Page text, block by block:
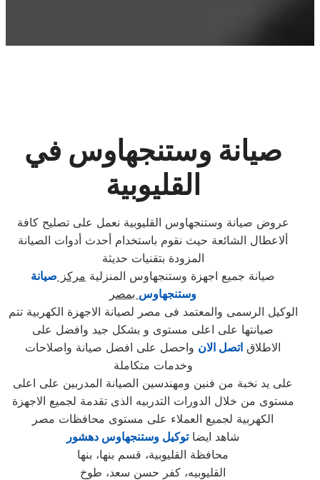
صيانة وستنجهاوس في
القليوبية
عروض صيانة وستنجهاوس القليوبية نعمل على تصليح كافة
ألاعطال الشائعة حيث نقوم باستخدام أحدث أدوات الصيانة
المزودة بتقنيات حديثة
صيانة جميع اجهزة وستنجهاوس المنزلية مركز صيانة
وستنجهاوس بمصر
الوكيل الرسمى والمعتمد فى مصر لصيانة الاجهزة الكهربية تتم
صيانتها على اعلى مستوى و بشكل جيد وافضل على
الاطلاق اتصل الان واحصل على افضل صيانة واصلاحات
وخدمات متكاملة
على يد نخبة من فنين ومهندسين الصيانة المدربين على اعلى
مستوى من خلال الدورات التدربيه الذى تقدمة لجميع الاجهزة
الكهربية لجميع العملاء على مستوى محافظات مصر
شاهد ايضاتوكيل وستنجهاوس دهشور
محافظة القليوبية، قسم بنها، بنها
القليوبيه، كفر حسن سعد، طوخ